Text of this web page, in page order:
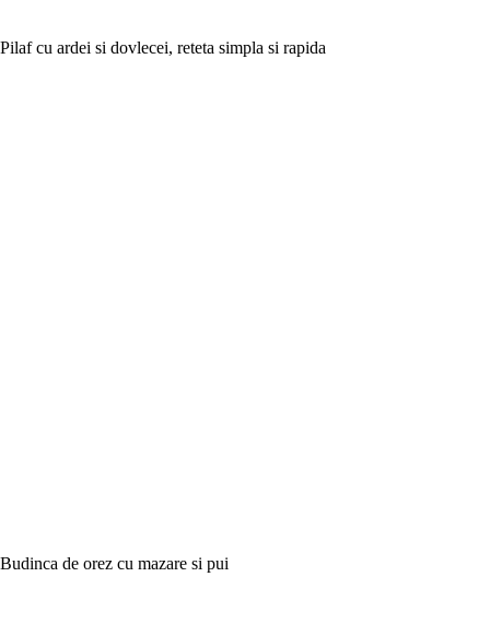
Pilaf cu ardei si dovlecei, reteta simpla si rapida
Budinca de orez cu mazare si pui